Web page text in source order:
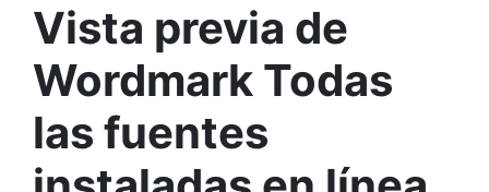
Vista previa de
Wordmark Todas
las fuentes